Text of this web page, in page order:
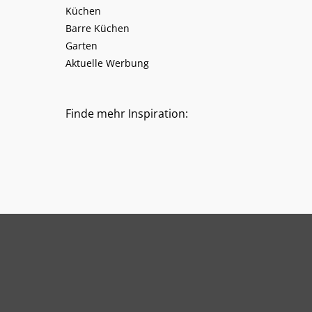
Küchen
Barre Küchen
Garten
Aktuelle Werbung
Finde mehr Inspiration: